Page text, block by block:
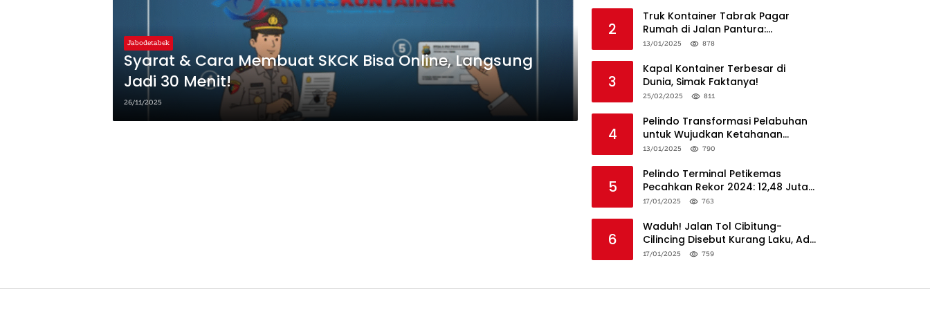
Jabodetabek
Syarat & Cara Membuat SKCK Bisa Online, Langsung
Jadi 30 Menit!
26/11/2025
2
Truk Kontainer Tabrak Pagar
Rumah di Jalan Pantura:
Kronologi dan Langkah
13/01/2025 878
3
Kapal Kontainer Terbesar di
Dunia, Simak Faktanya!
25/02/2025 811
4
Pelindo Transformasi Pelabuhan
untuk Wujudkan Ketahanan
Logistik dan Daya Saing Global
13/01/2025 790
5
Pelindo Terminal Petikemas
Pecahkan Rekor 2024: 12,48 Juta
TEUs, Bukti Keunggulan Logistik
17/01/2025 763
6
Waduh! Jalan Tol Cibitung-
Cilincing Disebut Kurang Laku, Ada
Apa?
17/01/2025 759